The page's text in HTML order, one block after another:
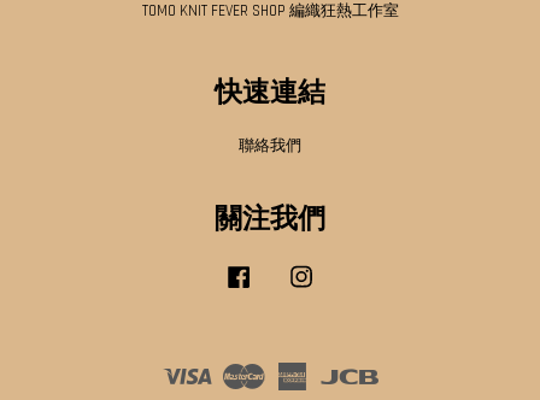
TOMO KNIT FEVER SHOP 編織狂熱工作室
快速連結
聯絡我們
關注我們
Facebook
Visa Master
American